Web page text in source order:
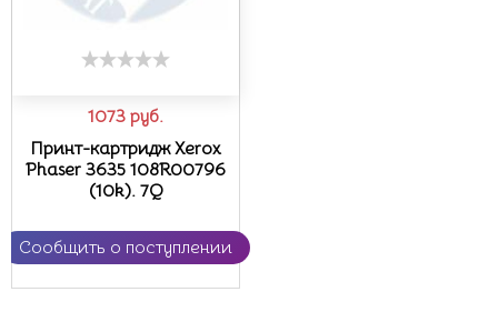
1073 руб.
Принт-картридж Xerox
Phaser 3635 108R00796
(10k). 7Q
Сообщить о поступлении